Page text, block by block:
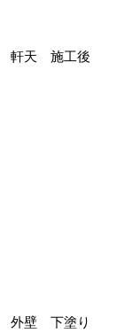
軒天 施工後
外壁 下塗り